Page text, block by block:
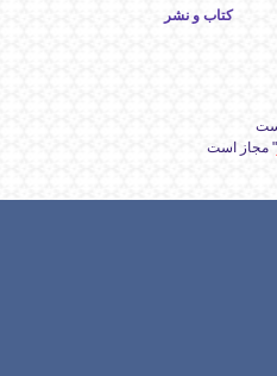
کتاب و نشر
" مجاز است